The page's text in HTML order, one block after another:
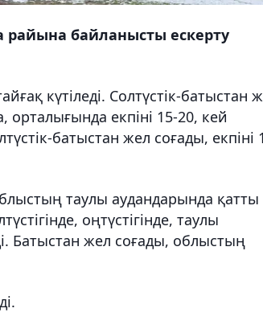
райына байланысты ескерту
күтіледі. Солтүстік-батыстан
екпіні 15-20, кей
батыстан жел соғады, екпіні
таулы аудандарында қатты
оңтүстігінде, таулы
Батыстан жел соғады, облыстың